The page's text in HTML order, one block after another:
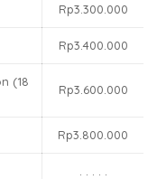
Rp3.300.000
Rp3.400.000
(18
Rp3.600.000
Rp3.800.000